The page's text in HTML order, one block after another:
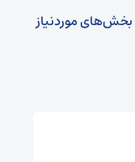
بخش‌های موردنیاز